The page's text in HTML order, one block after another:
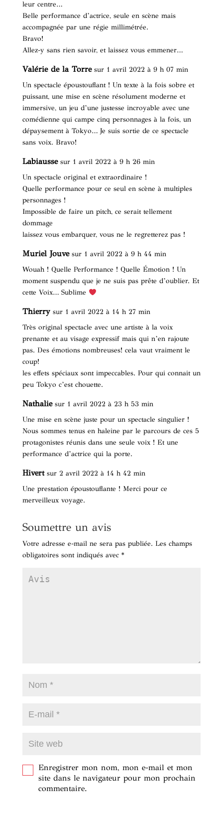
leur centre…
Belle performance d’actrice, seule en scène mais
accompagnée par une régie millimétrée.
Bravo!
Allez-y sans rien savoir, et laissez vous emmener…
Valérie de la Torre sur 1 avril 2022 à 9 h 07 min
Un spectacle époustouflant ! Un texte à la fois sobre et
puissant, une mise en scène résolument moderne et
immersive, un jeu d’une justesse incroyable avec une
comédienne qui campe cinq personnages à la fois, un
dépaysement à Tokyo… Je suis sortie de ce spectacle
sans voix. Bravo!
Labiausse sur 1 avril 2022 à 9 h 26 min
Un spectacle original et extraordinaire !
Quelle performance pour ce seul en scène à multiples
personnages !
Impossible de faire un pitch, ce serait tellement
dommage
laissez vous embarquer, vous ne le regretterez pas !
Muriel Jouve sur 1 avril 2022 à 9 h 44 min
Wouah ! Quelle Performance ! Quelle Émotion ! Un
moment suspendu que je ne suis pas prête d’oublier. Et
cette Voix… Sublime
Thierry sur 1 avril 2022 à 14 h 27 min
Très original spectacle avec une artiste à la voix
prenante et au visage expressif mais qui n’en rajoute
pas. Des émotions nombreuses! cela vaut vraiment le
coup!
les effets spéciaux sont impeccables. Pour qui connait un
peu Tokyo c’est chouette.
Nathalie sur 1 avril 2022 à 23 h 53 min
Une mise en scène juste pour un spectacle singulier !
Nous sommes tenus en haleine par le parcours de ces 5
protagonistes réunis dans une seule voix ! Et une
performance d’actrice qui la porte.
Hivert sur 2 avril 2022 à 14 h 42 min
Une prestation époustouflante ! Merci pour ce
merveilleux voyage.
Soumettre un avis
Votre adresse e-mail ne sera pas publiée. Les champs
obligatoires sont indiqués avec *
Enregistrer mon nom, mon e-mail et mon
site dans le navigateur pour mon prochain
commentaire.